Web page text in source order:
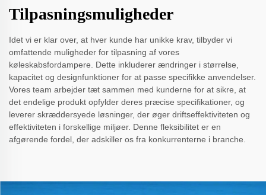
Tilpasningsmuligheder
Idet vi er klar over, at hver kunde har unikke krav, tilbyder vi
omfattende muligheder for tilpasning af vores
køleskabsfordampere. Dette inkluderer ændringer i størrelse,
kapacitet og designfunktioner for at passe specifikke anvendelser.
Vores team arbejder tæt sammen med kunderne for at sikre, at
det endelige produkt opfylder deres præcise specifikationer, og
leverer skræddersyede løsninger, der øger driftseffektiviteten og
effektiviteten i forskellige miljøer. Denne fleksibilitet er en
afgørende fordel, der adskiller os fra konkurrenterne i branche.